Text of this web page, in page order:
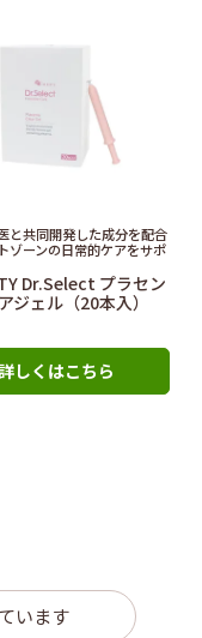
と共同開発した成分を配合
ゾーンの日常的ケアをサポ
Dr.Select プラセン
ジェル（20本入）
しくはこちら
います